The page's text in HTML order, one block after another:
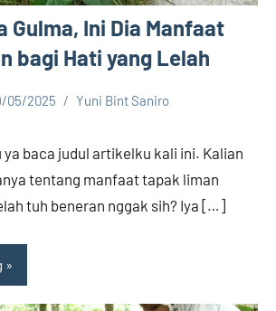
Gulma, Ini Dia Manfaat
bagi Hati yang Lelah
05/2025 Yuni Bint Saniro
ya baca judul artikelku kali ini. Kalian
tentang manfaat tapak liman
tuh beneran nggak sih? Iya […]